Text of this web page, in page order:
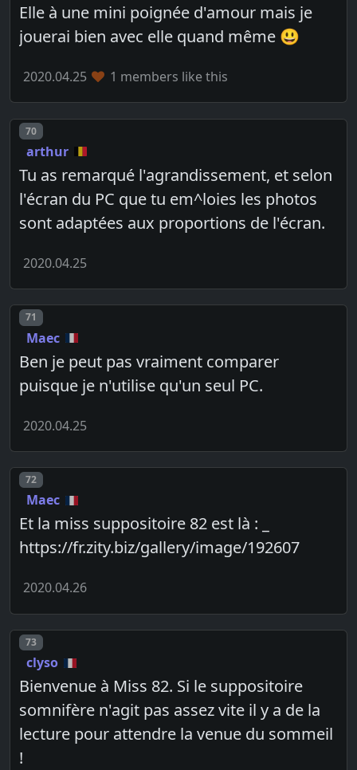
Elle à une mini poignée d'amour mais je
jouerai bien avec elle quand même 😃
2020.04.25 1 members like this
Post number
70
arthur
Tu as remarqué l'agrandissement, et selon
l'écran du PC que tu em^loies les photos
sont adaptées aux proportions de l'écran.
2020.04.25
Post number
71
Maec
Ben je peut pas vraiment comparer
puisque je n'utilise qu'un seul PC.
2020.04.25
Post number
72
Maec
Et la miss suppositoire 82 est là : _
https://fr.zity.biz/gallery/image/192607
2020.04.26
Post number
73
clyso
Bienvenue à Miss 82. Si le suppositoire
somnifère n'agit pas assez vite il y a de la
lecture pour attendre la venue du sommeil
!